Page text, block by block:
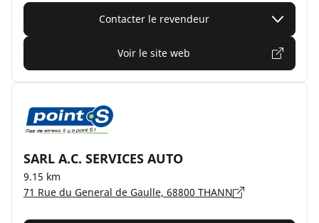
Contacter le revendeur
Voir le site web
SARL A.C. SERVICES AUTO
9.15 km
71 Rue du General de Gaulle, 68800 THANN